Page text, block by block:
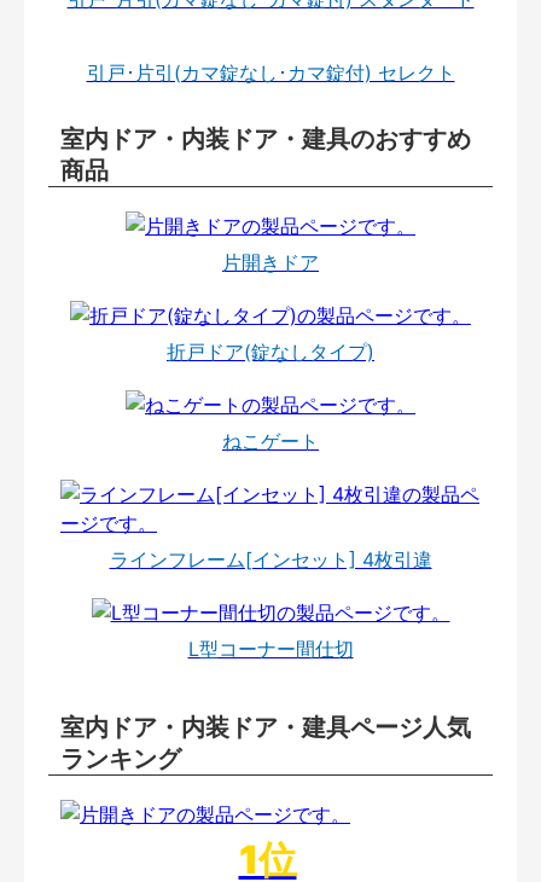
引戸･片引(カマ錠なし･カマ錠付) セレクト
室内ドア・内装ドア・建具のおすすめ
商品
片開きドア
折戸ドア(錠なしタイプ)
ねこゲート
ラインフレーム[インセット] 4枚引違
L型コーナー間仕切
室内ドア・内装ドア・建具ページ人気
ランキング